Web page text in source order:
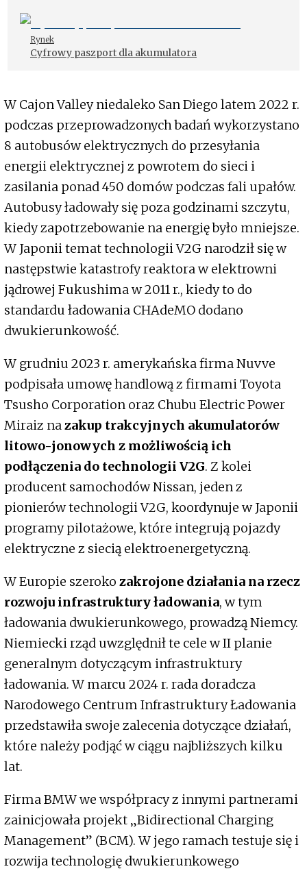
Rynek
Cyfrowy paszport dla akumulatora
W Cajon Valley niedaleko San Diego latem 2022 r.
podczas przeprowadzonych badań wykorzystano
8 autobusów elektrycznych do przesyłania
energii elektrycznej z powrotem do sieci i
zasilania ponad 450 domów podczas fali upałów.
Autobusy ładowały się poza godzinami szczytu,
kiedy zapotrzebowanie na energię było mniejsze.
W Japonii temat technologii V2G narodził się w
następstwie katastrofy reaktora w elektrowni
jądrowej Fukushima w 2011 r., kiedy to do
standardu ładowania CHAdeMO dodano
dwukierunkowość.
W grudniu 2023 r. amerykańska firma Nuvve
podpisała umowę handlową z firmami Toyota
Tsusho Corporation oraz Chubu Electric Power
Miraiz nazakup trakcyjnych akumulatorów
litowo-jonowych z możliwością ich
podłączenia do technologii V2G. Z kolei
producent samochodów Nissan, jeden z
pionierów technologii V2G, koordynuje w Japonii
programy pilotażowe, które integrują pojazdy
elektryczne z siecią elektroenergetyczną.
W Europie szeroko zakrojone działania na rzecz
rozwoju infrastruktury ładowania, w tym
ładowania dwukierunkowego, prowadzą Niemcy.
Niemiecki rząd uwzględnił te cele w II planie
generalnym dotyczącym infrastruktury
ładowania. W marcu 2024 r. rada doradcza
Narodowego Centrum Infrastruktury Ładowania
przedstawiła swoje zalecenia dotyczące działań,
które należy podjąć w ciągu najbliższych kilku
lat.
Firma BMW we współpracy z innymi partnerami
zainicjowała projekt „Bidirectional Charging
Management” (BCM). W jego ramach testuje się i
rozwija technologię dwukierunkowego